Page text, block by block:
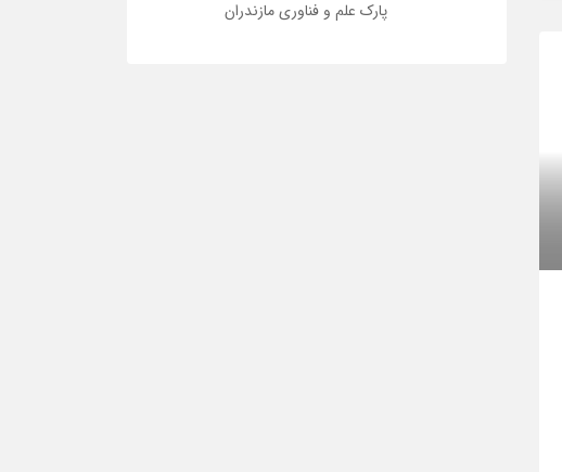
پارک علم و فناوری مازندران